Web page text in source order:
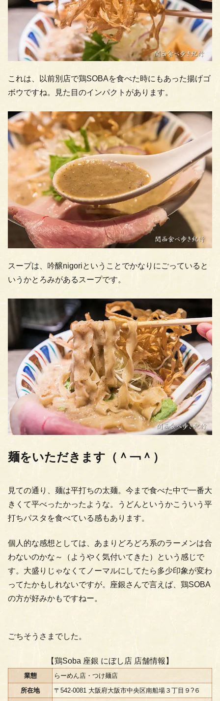
これは、以前別店で鶏SOBAを食べた時にもあった揚げゴ
ボウですね。見た目のインパクトがあります。
スープは、吟醸nigoriということでかなりにごっていると
いうかとろみがあるスープです。
麺をいただきます（＾￢＾）
見ての通り、麺は平打ちの太麺。今まで食べた中で一番大
きくて平べったかったような。うどんというかこういう平
打ちパスタを食べている感もあります。
個人的な感想としては、あまりどろどろ系のラーメンは合
わないのかな～（ようやく気付いてきた）という感じで
す。大盛りじゃなくてノーマルにしてたら多少印象が変わ
ってたかもしれないですが。座銀さんで言えば、鶏SOBA
の方が好みかもですねー。
ごちそうさまでした。
【鶏Soba 座銀 にぼし店 店舗情報】
業態
らーめん店・つけ麺店
所在地
〒542-0081 大阪府大阪市中央区南船場３丁目９?６